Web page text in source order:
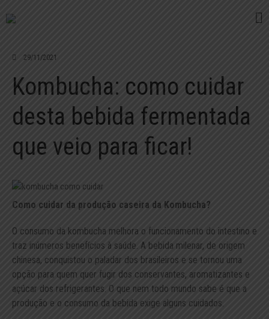
O QUE É KOMBUCHA
HISTÓRIA
FAQ
LOJA
ONDE ENCONTRAR
BLOG
29/11/2021
Kombucha: como cuidar
desta bebida fermentada
que veio para ficar!
Como cuidar da produção caseira da Kombucha?
O consumo da kombucha melhora o funcionamento do intestino e
traz inúmeros benefícios à saúde. A bebida milenar, de origem
chinesa, conquistou o paladar dos brasileiros e se tornou uma
opção para quem quer fugir dos conservantes, aromatizantes e
açúcar dos refrigerantes. O que nem todo mundo sabe é que a
produção e o consumo da bebida exige alguns cuidados.